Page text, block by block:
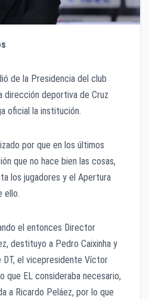
de la Presidencia del club
dirección deportiva de Cruz
oficial la institución.
por que en los últimos
que no hace bien las cosas,
los jugadores y el Apertura
ello.
el entonces Director
destituyo a Pedro Caixinha y
DT, el vicepresidente Víctor
que EL consideraba necesario,
a Ricardo Peláez, por lo que